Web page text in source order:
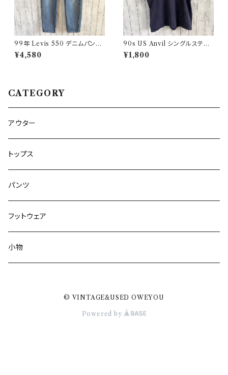
99年 Levis 550 デニムパンツ
ワイドデニム リーバイス ヴィン
テージ 21
¥4,580
90s US Anvil シングルステッ
チTシャツ ニューヨーク警察 ヴ
ィンテージ
¥1,800
CATEGORY
アウター
トップス
パンツ
フットウェア
小物
© VINTAGE&USED OWEYOU
Powered by